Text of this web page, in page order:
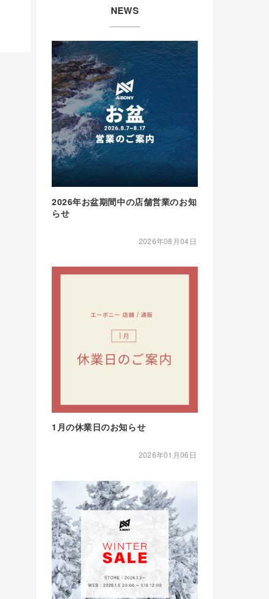
NEWS
2026年お盆期間中の店舗営業のお知
らせ
2026年08月04日
1月の休業日のお知らせ
2026年01月06日